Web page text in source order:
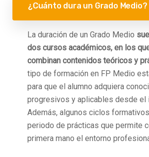
¿Cuánto dura un Grado Medio?
La duración de un Grado Medio
dos cursos académicos, en los
combinan contenidos teóricos y
tipo de formación en FP Medio
para que el alumno adquiera
progresivos y aplicables desde el
Además, algunos ciclos
periodo de prácticas que permite
primera mano el entorno